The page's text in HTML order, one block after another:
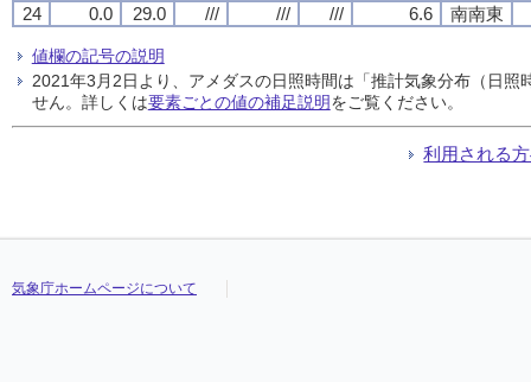
24
0.0 29.0 /// /// /// 6.6 南南東
値欄の記号の説明
2021年3月2日より、アメダスの日照時間は「推計気象分布（日
せん。詳しくは要素ごとの値の補足説明をご覧ください。
利用される
気象庁ホームページについて